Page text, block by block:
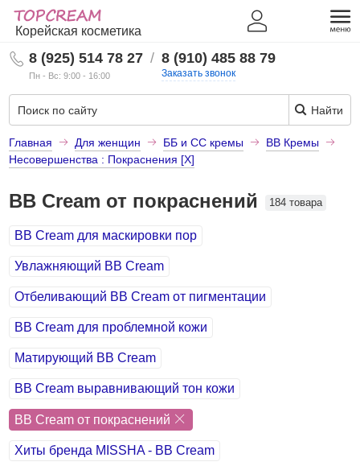
Корейская косметика
8 (925) 514 78 27
Пн - Вс: 9:00 - 16:00
/ 8 (910) 485 88 79
Заказать звонок
Найти
Главная Для женщин ББ и СС кремы
BB Кремы
Несовершенства : Покраснения [X]
BB Cream от покраснений 184 товара
BB Cream для маскировки пор
Увлажняющий BB Cream
Отбеливающий BB Cream от пигментации
BB Cream для проблемной кожи
Матирующий BB Cream
BB Cream выравнивающий тон кожи
BB Cream от покраснений
Хиты бренда MISSHA - BB Cream